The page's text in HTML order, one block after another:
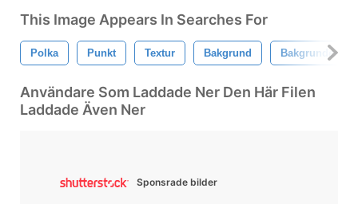
This Image Appears In Searches For
Polka Punkt Textur Bakgrund Bakgrunder
Användare Som Laddade Ner Den Här Filen
Laddade Även Ner
Sponsrade bilder